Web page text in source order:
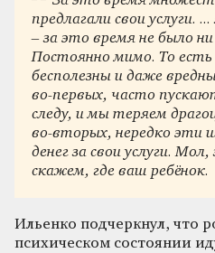
предлагали свои услуги.
– за это время не было
Постоянно мимо. То
бесполезны и даже
во‑первых, часто
следу, и мы теряем
во‑вторых, нередко
денег за свои услуги.
скажем, где ваш ребёнок.
Ильенко подчеркнул, что
психическом состоянии